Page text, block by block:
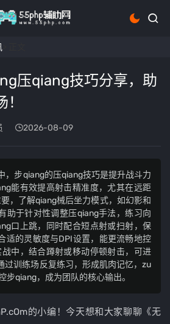
压qiang技巧分享，助
2026-08-09
，步qiang的压qiang技巧是提升战斗力
能有效提高射击精准度，尤其在远距
，了解qiang械后坐力模式，如幻影和
助于针对性调整压qiang手法，练习向
口上跳，同时配合短点射或扫射，保
适的灵敏度与DPI设置，能更流畅地控
中，结合蹲射或移动停顿射击，可进
过训练场反复练习，形成肌肉记忆，zu
步qiang，成为团队的核心输出。
的小编！今天想和大家聊聊《无